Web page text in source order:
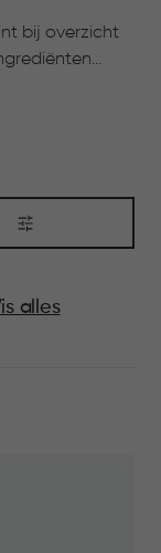
bij overzicht
en
alles